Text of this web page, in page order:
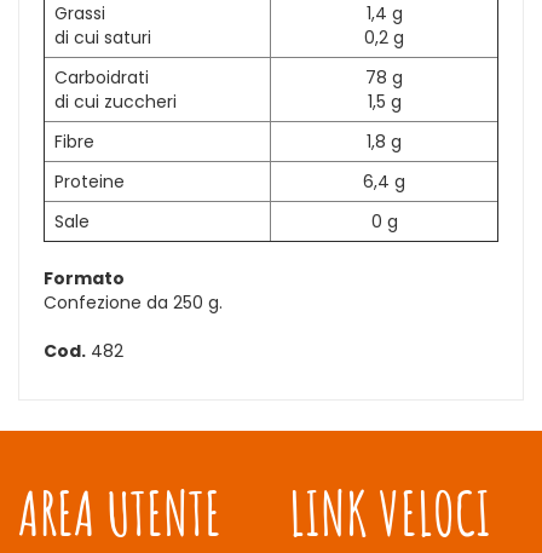
Grassi
di cui saturi
1,4 g
0,2 g
Carboidrati
di cui zuccheri
78 g
1,5 g
Fibre
1,8 g
Proteine
6,4 g
Sale
0 g
Formato
Confezione da 250 g.
Cod. 482
AREA UTENTE LINK VELOCI